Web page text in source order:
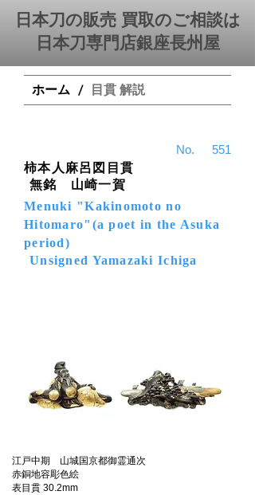
日本刀の販売 買取のご相談は
日本刀専門店銀座⻑州屋
ホーム / 目貫 解説
551
​No.
柿本人麻呂図目貫
無銘 山崎一賀
Menuki "Kakinomoto no
Hitomaro"(a poet in the Asuka
period)
Unsigned Yamazaki Ichiga
江戸中期 山城国京都御霊通次
赤銅地容彫色絵
表目貫 30.2mm